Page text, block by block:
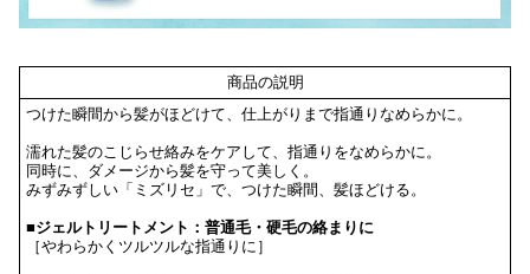
商品の説明
つけた瞬間から髪がほどけて、仕上がりまで指通りなめらかに。
濡れた髪のこじらせ絡みをケアして、指通りをなめらかに。
同時に、ダメージから髪を守って美しく。
みずみずしい「ミズリセ」で、つけた瞬間、髪ほどける。
■ジェルトリートメント：普通毛・硬毛の絡まりに
［やわらかくツルツルな指通りに］